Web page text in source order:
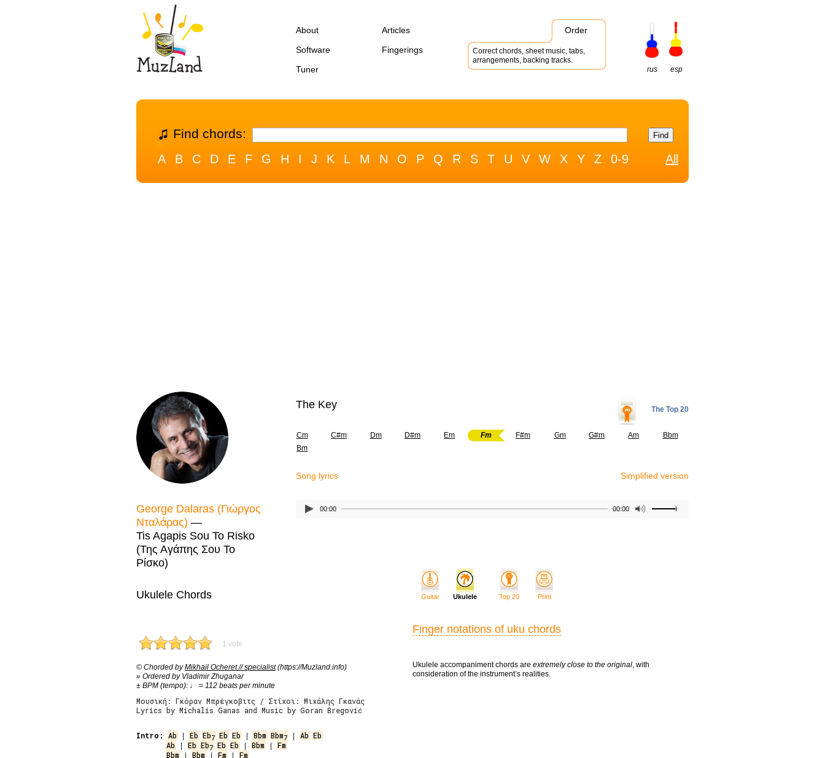
About
Articles
Software
Fingerings
Tuner
Order
Correct chords, sheet music, tabs,
arrangements, backing tracks.
rus
esp
Find chords:
A B C D E F G H I J K L M N O P Q R S T U V W X Y Z 0-9 All
George Dalaras (Γιώργος
Νταλάρας) —
Tis Agapis Sou To Risko
(Της Αγάπης Σου Το
Ρίσκο)
The Key The Top 20
Cm C#m Dm D#m Em Fm F#m Gm G#m Am
Bbm
Bm
Song lyrics Simplified version
00:00 00:00
Ukulele Chords
1 vote
© Chorded byMikhail Ocheret // specialist(https://Muzland.info)
» Ordered by Vladimir Zhuganar
± BPM (tempo): ♩ = 112 beats per minute
Μουσική: Γκόραν Μπρέγκοβιτς / Στίχοι: Μιχάλης Γκανάς
Lyrics by Michalis Ganas and Music by Goran Bregović
Intro: Ab | Eb Eb7 Eb Eb | Bbm Bbm7 | Ab Eb
Ab | Eb Eb7 Eb Eb | Bbm | Fm
Bbm | Bbm | Fm | Fm
Guitar Ukulele Top 20 Print
Finger notations of uku chords
Ukulele accompaniment chords are extremely close to the original, with
consideration of the instrument’s realities.